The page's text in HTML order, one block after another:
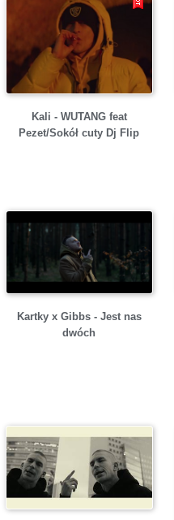
Kali - WUTANG feat
Pezet/Sokół cuty Dj Flip
Kartky x Gibbs - Jest nas
dwóch